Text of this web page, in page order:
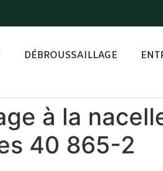
DÉBROUSSAILLAGE
à la
40 865-2